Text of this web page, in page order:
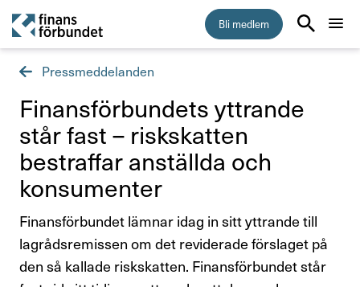
Bli medlem
Råd & stöd
Om Finansförbundet
Press & opinion
Pressmeddelanden
Finans­för­bun­dets yttrande
står fast – risk­skatten
bestraffar anställda och
konsu­menter
Finansförbundet lämnar idag in sitt yttrande till
lagrådsremissen om det reviderade förslaget på
den så kallade riskskatten. Finansförbundet står